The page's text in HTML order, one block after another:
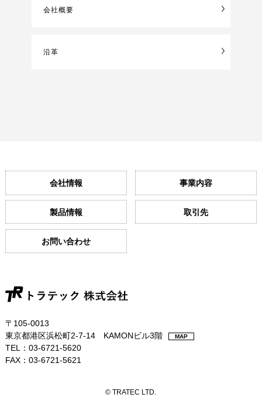
会社概要
沿革
会社情報 事業内容
製品情報 取引先
お問い合わせ
〒105-0013
東京都港区浜松町2-7-14 KAMONビル3階
MAP
TEL：03-6721-5620
FAX：03-6721-5621
© TRATEC LTD.